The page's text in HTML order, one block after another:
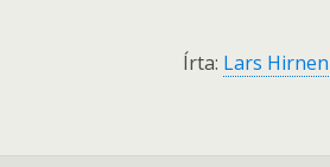
Írta: Lars Hirnen